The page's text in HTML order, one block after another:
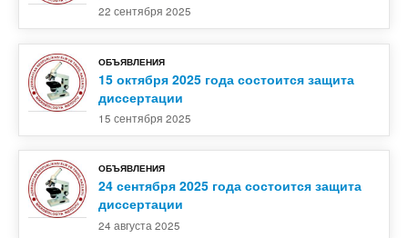
22 сентября 2025
ОБЪЯВЛЕНИЯ
15 октября 2025 года состоится защита
диссертации
15 сентября 2025
ОБЪЯВЛЕНИЯ
24 сентября 2025 года состоится защита
диссертации
24 августа 2025